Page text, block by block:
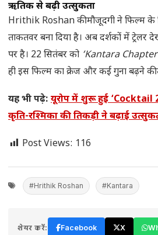
ऋतिक से बढ़ी उत्सुकता
Hrithik Roshan की मौजूदगी ने फिल्म के
ताकतवर बना दिया है। अब दर्शकों में
पर है। 22 सितंबर को ‘Kantara Chapter
ही इस फिल्म का क्रेज और कई गुना बढ़ने की
यह भी पढ़े: यूरोप में शुरू हुई ‘Cocktail
कृति-रश्मिका की तिकड़ी ने बढ़ाई
Post Views: 116
#Hrithik Roshan #Kantara
शेयर करें: Facebook X